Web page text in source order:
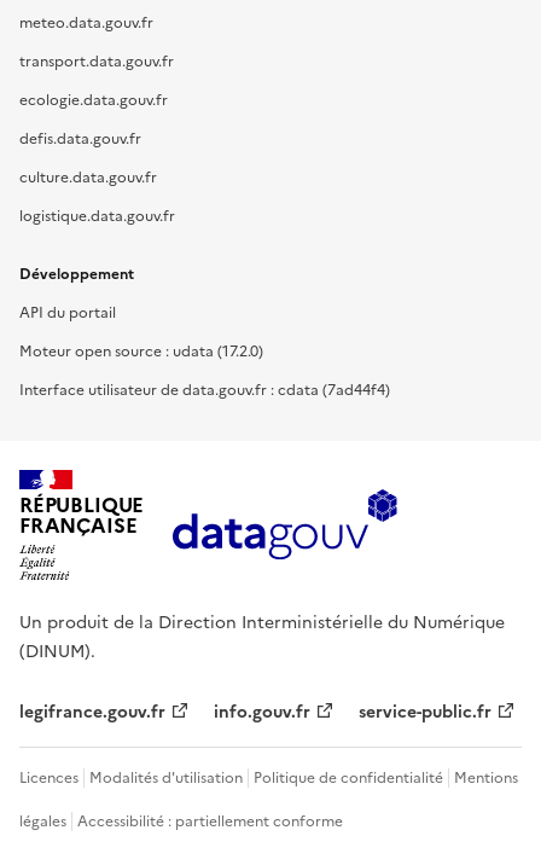
meteo.data.gouv.fr
transport.data.gouv.fr
ecologie.data.gouv.fr
defis.data.gouv.fr
culture.data.gouv.fr
logistique.data.gouv.fr
Développement
API du portail
Moteur open source : udata (17.2.0)
Interface utilisateur de data.gouv.fr : cdata (7ad44f4)
RÉPUBLIQUE
FRANÇAISE
Un produit de la Direction Interministérielle du Numérique
(DINUM).
legifrance.gouv.fr info.gouv.fr service-public.fr
Licences Modalités d'utilisation Politique de confidentialité Mentions
légales Accessibilité : partiellement conforme